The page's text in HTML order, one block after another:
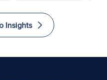
sociedade
anónima,
quando se
Insights